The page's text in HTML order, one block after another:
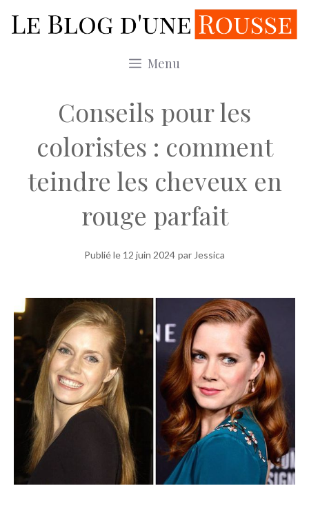
au
Menu
Conseils pour les
coloristes : comment
teindre les cheveux en
rouge parfait
Publié le 12 juin 2024 par Jessica